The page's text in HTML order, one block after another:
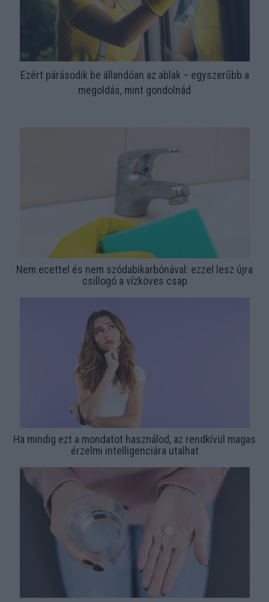
Ezért párásodik be állandóan az ablak – egyszerűbb a
megoldás, mint gondolnád
Nem ecettel és nem szódabikarbónával: ezzel lesz újra
csillogó a vízköves csap
Ha mindig ezt a mondatot használod, az rendkívül magas
érzelmi intelligenciára utalhat